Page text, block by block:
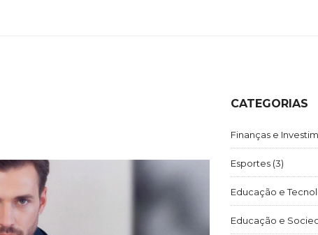
CATEGORIAS
Finanças e
Esportes (3)
Educação e
Educação e